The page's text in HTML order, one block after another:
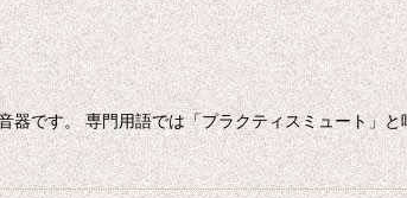
絞り込む
器です。 専門用語では「プラクティスミュート」